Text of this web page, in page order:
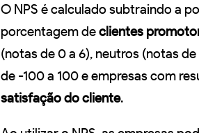
O NPS é calculado subtraindo a
porcentagem declientes
(notas de 0 a 6), neutros (notas
de -100 a 100 e empresas com
satisfação do cliente.